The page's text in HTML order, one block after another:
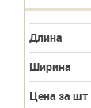
Длина
Ширина
Цена за шт